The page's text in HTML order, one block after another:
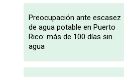
Preocupación ante escasez
de agua potable en Puerto
Rico: más de 100 días sin
agua